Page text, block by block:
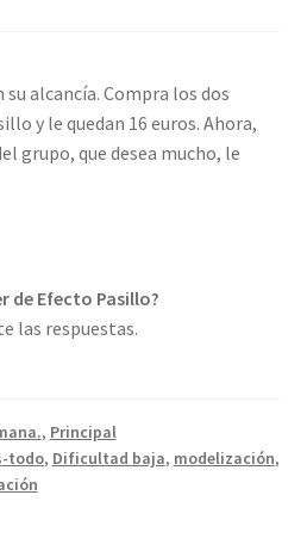
alcancía. Compra los dos
y le quedan 16 euros. Ahora,
grupo, que desea mucho, le
de Efecto Pasillo?
las respuestas.
, Principal
todo, Dificultad baja, modelización,